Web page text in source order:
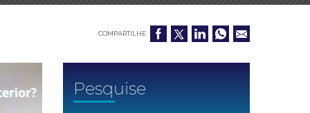
COMPARTILHE
Pesquise